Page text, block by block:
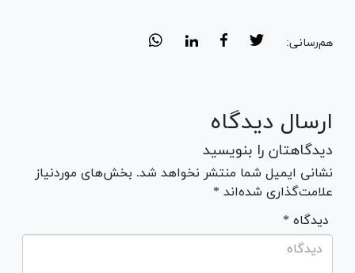
هم‌رسانی:
ارسال دیدگاه
دیدگاهتان را بنویسید
نشانی ایمیل شما منتشر نخواهد شد. بخش‌های موردنیاز
علامت‌گذاری شده‌اند *
* دیدگاه